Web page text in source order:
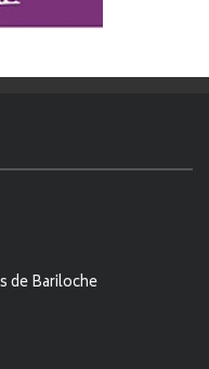
de Bariloche